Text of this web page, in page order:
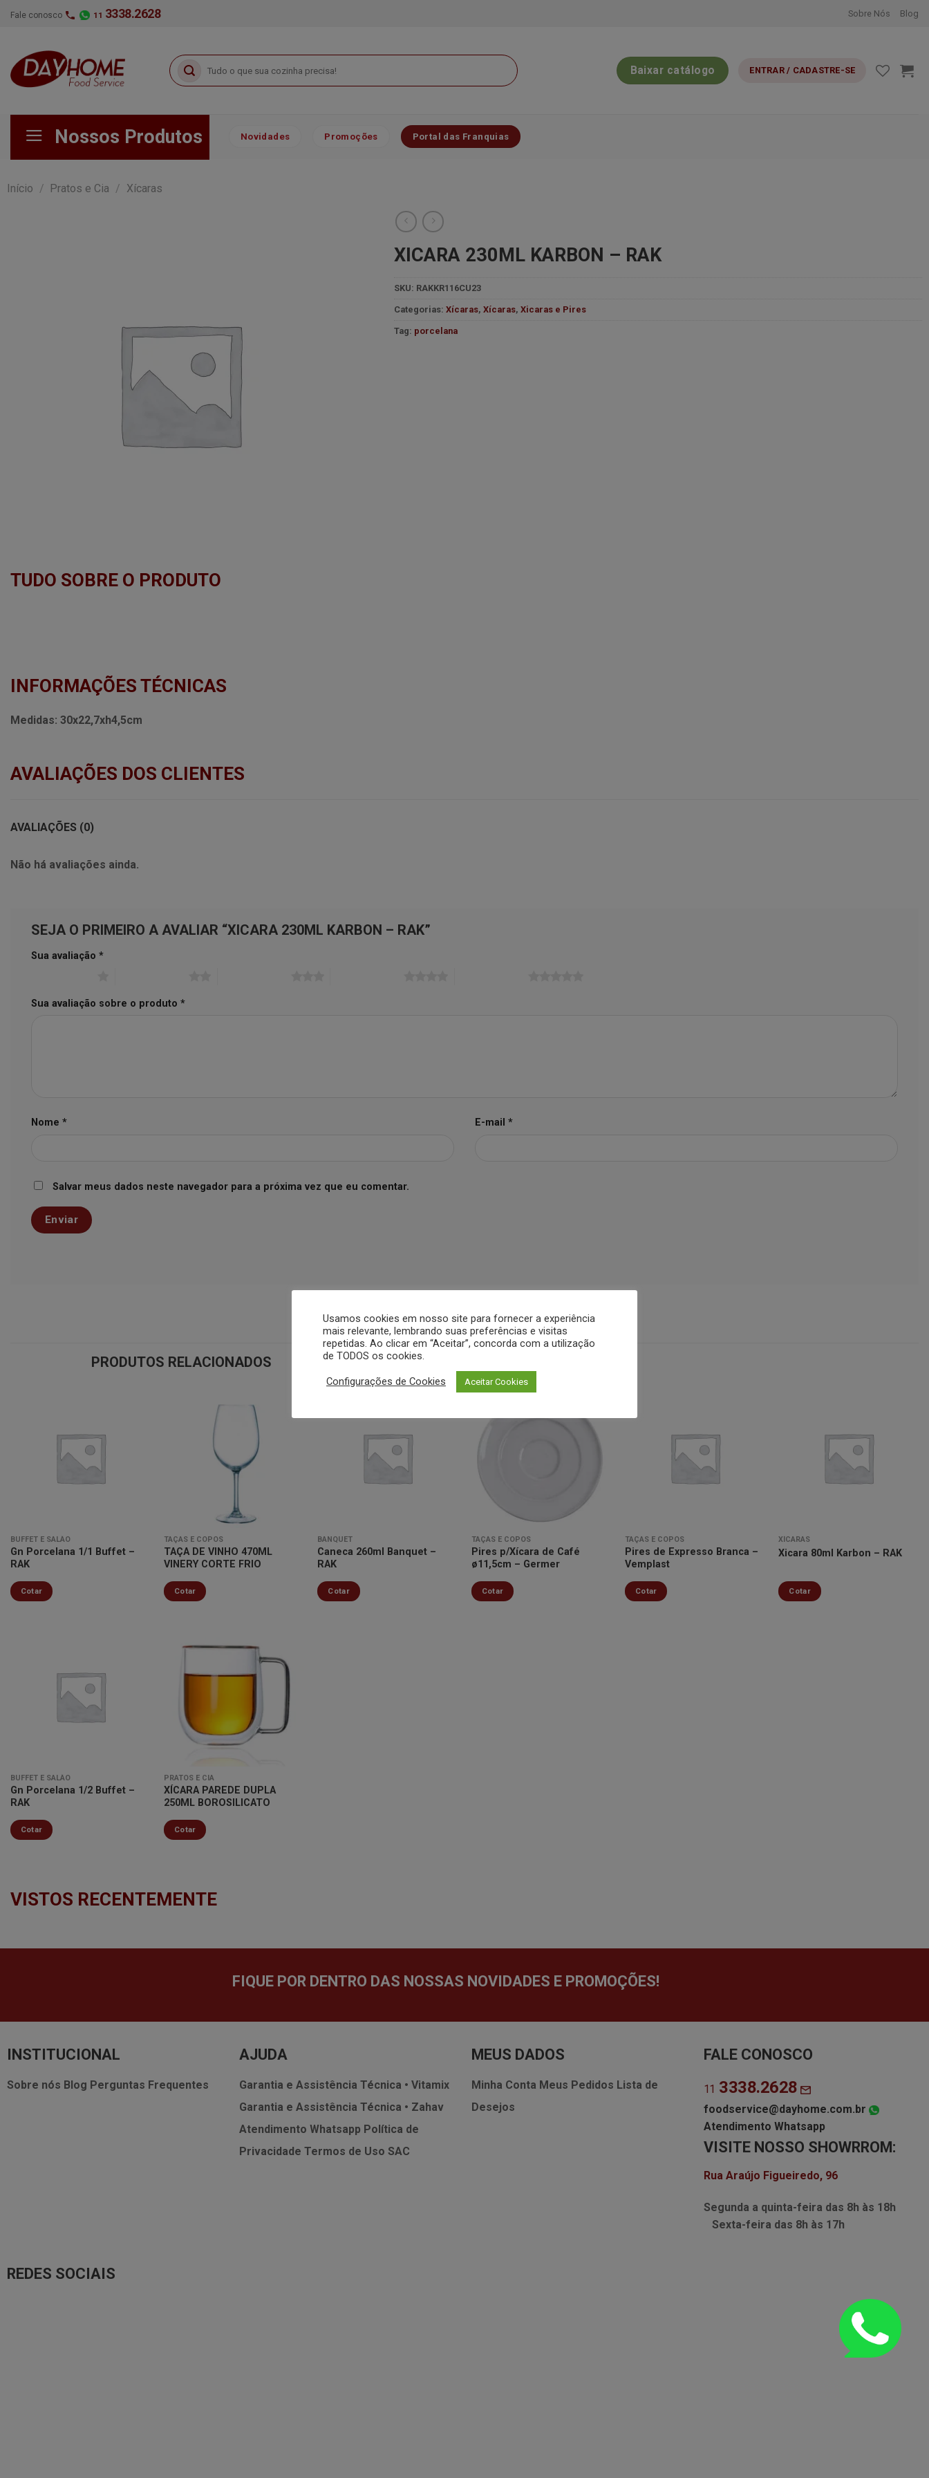
Skip
Fale conosco 11 3338.2628 Sobre Nós Blog
Pesquisar
por:
Baixar catálogo ENTRAR / CADASTRE-SE
Nossos Produtos Novidades Promoções Portal das Franquias
Início / Pratos e Cia / Xícaras
XICARA 230ML KARBON – RAK
SKU: RAKKR116CU23
Categorias: Xícaras, Xícaras, Xicaras e Pires
Tag: porcelana
TUDO SOBRE O PRODUTO
INFORMAÇÕES TÉCNICAS
Medidas: 30x22,7xh4,5cm
AVALIAÇÕES DOS CLIENTES
AVALIAÇÕES (0)
Não há avaliações ainda.
SEJA O PRIMEIRO A AVALIAR “XICARA 230ML KARBON – RAK”
Sua avaliação *
Sua avaliação sobre o produto *
Nome * E-mail *
Salvar meus dados neste navegador para a próxima vez que eu comentar.
PRODUTOS RELACIONADOS
BUFFET E SALÃO
Gn Porcelana 1/1 Buffet –
RAK
Cotar
Minha
lista de
TAÇAS E COPOS
TAÇA DE VINHO 470ML
VINERY CORTE FRIO
Cotar
BANQUET
Caneca 260ml Banquet –
RAK
Cotar
TAÇAS E COPOS
Pires p/Xícara de Café
ø11,5cm – Germer
Cotar
TAÇAS E COPOS
Pires de Expresso Branca –
Vemplast
Cotar
XÍCARAS
Xicara 80ml Karbon – RAK
Cotar
BUFFET E SALÃO
Gn Porcelana 1/2 Buffet –
RAK
Cotar
desejos
PRATOS E CIA
XÍCARA PAREDE DUPLA
250ML BOROSILICATO
Cotar
VISTOS RECENTEMENTE
FIQUE POR DENTRO DAS NOSSAS NOVIDADES E PROMOÇÕES!
INSTITUCIONAL
Sobre nós Blog Perguntas Frequentes
AJUDA
Garantia e Assistência Técnica • Vitamix
Garantia e Assistência Técnica • Zahav
Atendimento Whatsapp Política de
Privacidade Termos de Uso SAC
MEUS DADOS
Minha Conta Meus Pedidos Lista de
Desejos
FALE CONOSCO
11 3338.2628
foodservice@dayhome.com.br
Atendimento Whatsapp
VISITE NOSSO SHOWRROM:
Rua Araújo Figueiredo, 96
Segunda a quinta-feira das 8h às 18h
Sexta-feira das 8h às 17h
REDES SOCIAIS
Usamos cookies em nosso site para fornecer a experiência
mais relevante, lembrando suas preferências e visitas
repetidas. Ao clicar em “Aceitar”, concorda com a utilização
de TODOS os cookies.
Configurações de Cookies Aceitar Cookies